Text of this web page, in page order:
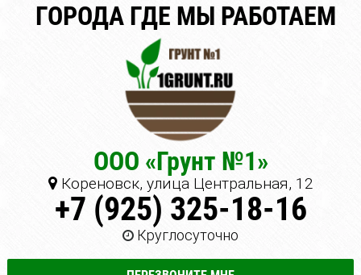
ГОРОДА ГДЕ МЫ РАБОТАЕМ
ООО «Грунт №1»
Кореновск, улица Центральная, 12
+7 (925) 325-18-16
Круглосуточно